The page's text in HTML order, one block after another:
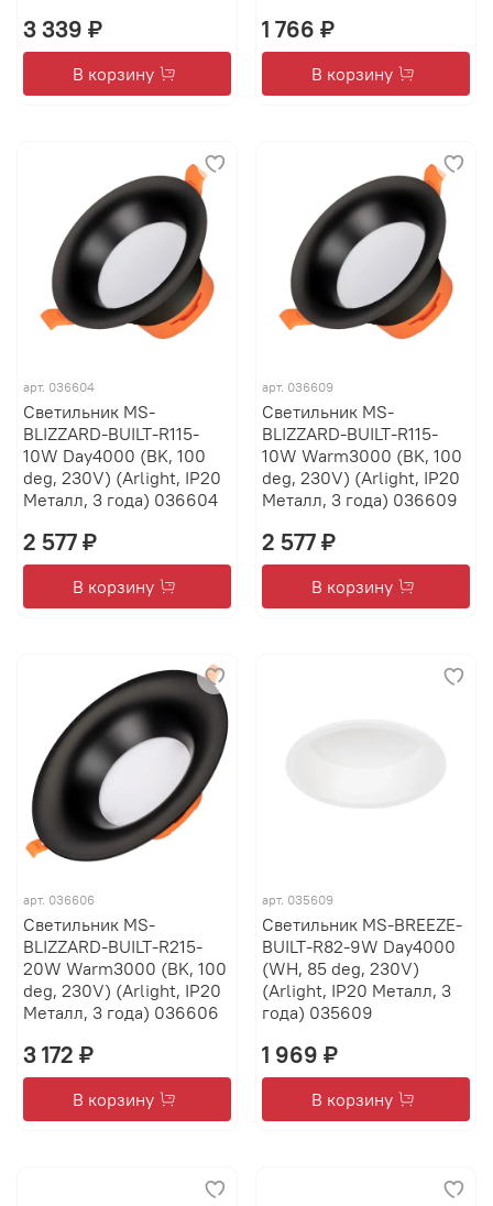
3 339 ₽
В корзину
1 766 ₽
В корзину
арт. 036604
Светильник MS-
BLIZZARD-BUILT-R115-
10W Day4000 (BK, 100
deg, 230V) (Arlight, IP20
Металл, 3 года) 036604
2 577 ₽
В корзину
арт. 036609
Светильник MS-
BLIZZARD-BUILT-R115-
10W Warm3000 (BK, 100
deg, 230V) (Arlight, IP20
Металл, 3 года) 036609
2 577 ₽
В корзину
арт. 036606
Светильник MS-
BLIZZARD-BUILT-R215-
20W Warm3000 (BK, 100
deg, 230V) (Arlight, IP20
Металл, 3 года) 036606
3 172 ₽
В корзину
арт. 035609
Светильник MS-BREEZE-
BUILT-R82-9W Day4000
(WH, 85 deg, 230V)
(Arlight, IP20 Металл, 3
года) 035609
1 969 ₽
В корзину